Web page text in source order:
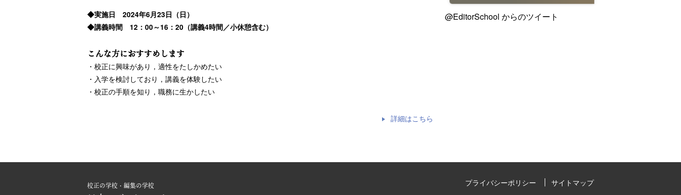
◆実施日 2024年6月23日（日）
◆講義時間 12：00～16：20（講義4時間／小休憩含む）
こんな方におすすめします
・校正に興味があり，適性をたしかめたい
・入学を検討しており，講義を体験したい
・校正の手順を知り，職務に生かしたい
詳細はこちら
@EditorSchool からのツイート
校正の学校・編集の学校 プライバシーポリシー サイトマップ